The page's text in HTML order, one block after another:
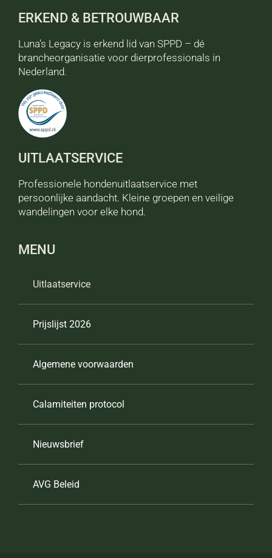
ERKEND & BETROUWBAAR
Luna’s Legacy is erkend lid van SPPD – dé
brancheorganisatie voor dierprofessionals in
Nederland.
UITLAATSERVICE
Professionele hondenuitlaatservice met
persoonlijke aandacht. Kleine groepen en veilige
wandelingen voor elke hond.
MENU
Uitlaatservice
Prijslijst 2026
Algemene voorwaarden
Calamiteiten protocol
Nieuwsbrief
AVG Beleid